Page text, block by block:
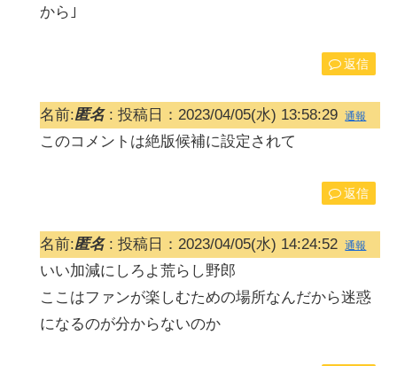
から｣
返信
名前:匿名: 投稿日：2023/04/05(水) 13:58:29 通報
このコメントは絶版候補に設定されて
返信
名前:匿名: 投稿日：2023/04/05(水) 14:24:52 通報
いい加減にしろよ荒らし野郎
ここはファンが楽しむための場所なんだから迷惑
になるのが分からないのか